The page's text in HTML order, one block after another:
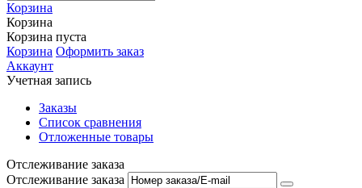
Корзина
Корзина
Корзина пуста
Корзина Оформить заказ
Аккаунт
Учетная запись
Заказы
Список сравнения
Отложенные товары
Отслеживание заказа
Отслеживание заказа